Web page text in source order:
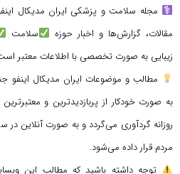
مجله سلامت و پزشکی ایران مدیکال
مقالات، گزارش‌ها و اخبار حوزه
سلامت
زیبایی به صورت تخصصی با اطلاعات معتبر
مطالب و موضوعات ایران مدیکال اینفو
به صورت خودکار از پربازدیدترین و
روزانه گردآوری می‌گردد و به صورت آنلاین در
مردم قرار داده می‌شود.
توجه داشته باشید که مطالب این